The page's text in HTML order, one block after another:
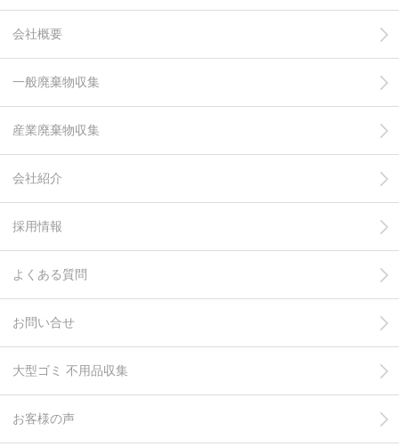
会社概要
一般廃棄物収集
産業廃棄物収集
会社紹介
採用情報
よくある質問
お問い合せ
大型ゴミ 不用品収集
お客様の声